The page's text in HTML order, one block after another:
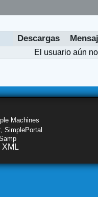
Descargas
El usuario aún
Machines
SimplePortal
XML